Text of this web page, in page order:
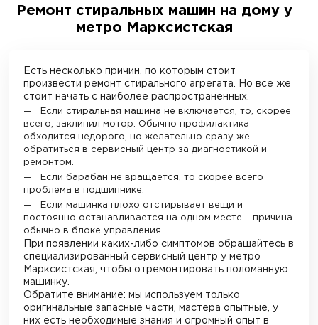
Ремонт стиральных машин на дому у
метро Марксистская
Есть несколько причин, по которым стоит
произвести ремонт стирального агрегата. Но все же
стоит начать с наиболее распространенных.
Если стиральная машина не включается, то, скорее
всего, заклинил мотор. Обычно профилактика
обходится недорого, но желательно сразу же
обратиться в сервисный центр за диагностикой и
ремонтом.
Если барабан не вращается, то скорее всего
проблема в подшипнике.
Если машинка плохо отстирывает вещи и
постоянно останавливается на одном месте – причина
обычно в блоке управления.
При появлении каких-либо симптомов обращайтесь в
специализированный сервисный центр у метро
Марксистская
, чтобы отремонтировать поломанную
машинку.
Обратите внимание: мы используем только
оригинальные запасные части, мастера опытные, у
них есть необходимые знания и огромный опыт в